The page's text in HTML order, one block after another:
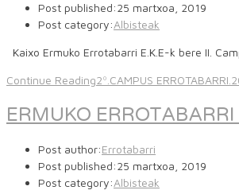
Post published:25 martxoa, 2019
Post category:Albisteak
Kaixo Ermuko Errotabarri E.K.E-k bere II.
Continue Reading2º.CAMPUS
ERMUKO
Post author:Errotabarri
Post published:25 martxoa, 2019
Post category:Albisteak